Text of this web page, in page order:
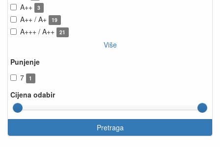
A++ 3
A++ / A+ 19
A+++ / A++ 21
Više
Punjenje
7
1
Cijena odabir
Pretraga